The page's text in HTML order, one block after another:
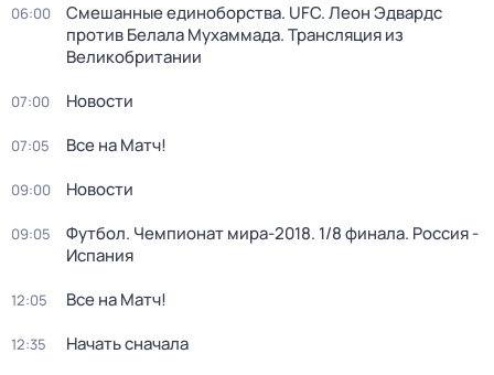
06:00
Смешанные единоборства. UFC. Леон Эдвардс
против Белала Мухаммада. Трансляция из
Великобритании
07:00 Новости
07:05 Все на Матч!
09:00 Новости
09:05
Футбол. Чемпионат мира-2018. 1/8 финала. Россия -
Испания
12:05 Все на Матч!
12:35 Начать сначала